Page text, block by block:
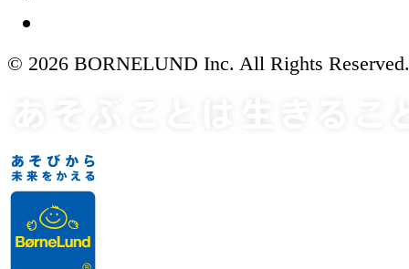
© 2026 BORNELUND Inc. All Rights Reserved.